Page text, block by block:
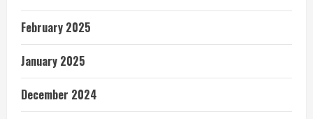
February 2025
January 2025
December 2024